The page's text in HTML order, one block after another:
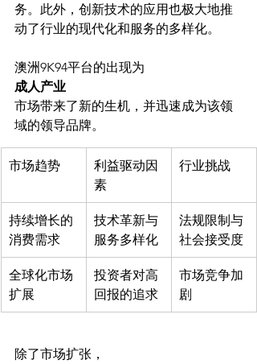
务。此外，创新技术的应用也极大地推
澳洲9K94平台的出现为
成人产业
市场带来了新的生机，并迅速成为该领
域的领导品牌。
市场趋势
利益驱动因
素
行业挑战
持续增长的
消费需求
技术革新与
服务多样化
法规限制与
社会接受度
全球化市场
扩展
投资者对高
回报的追求
市场竞争加
剧
除了市场扩张，